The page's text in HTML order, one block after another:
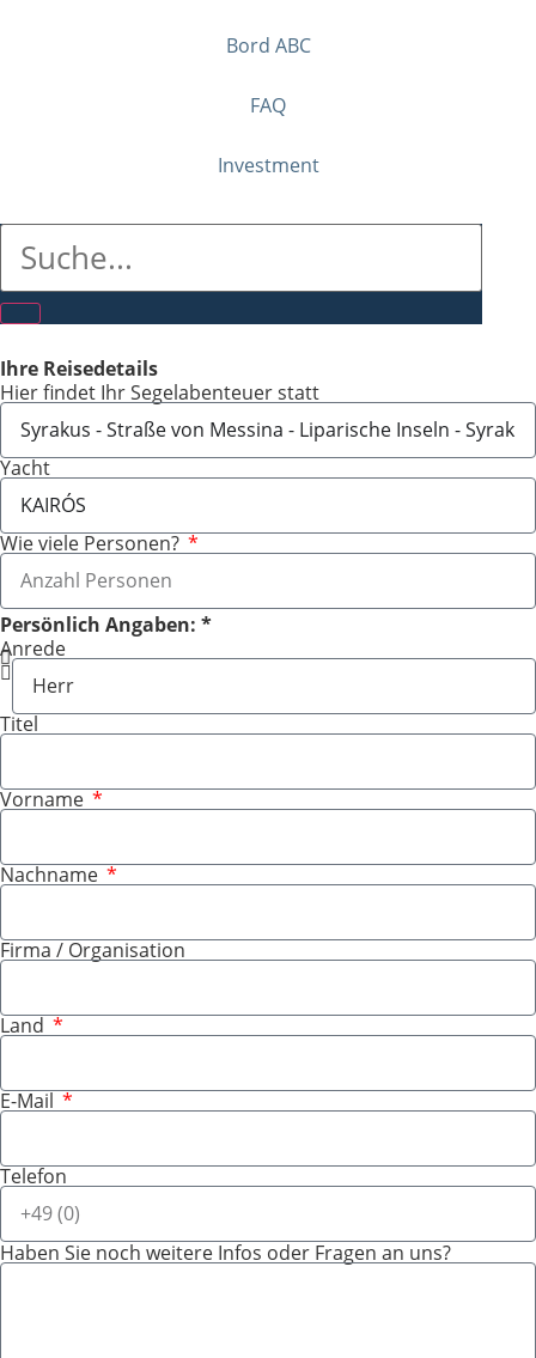
Bord ABC
FAQ
Investment
Ihre Reisedetails
Hier findet Ihr Segelabenteuer statt
Yacht
Wie viele Personen?
Persönlich Angaben: *
Anrede
Titel
Vorname
Nachname
Firma / Organisation
Land
E-Mail
Telefon
Haben Sie noch weitere Infos oder Fragen an uns?